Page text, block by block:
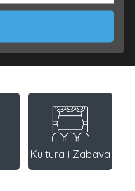
Kultura i Zabava